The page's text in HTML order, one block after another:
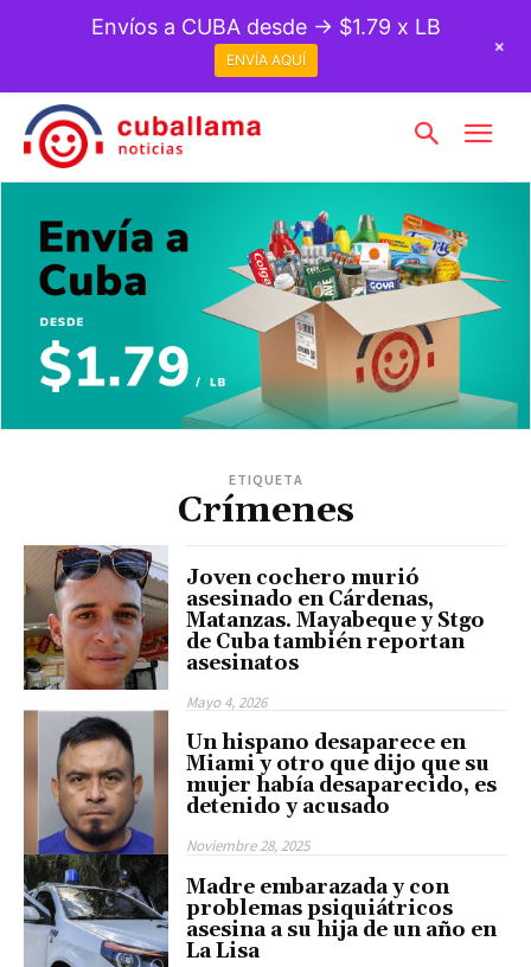
ETIQUETA
Crímenes
Joven cochero murió
asesinado en Cárdenas,
Matanzas. Mayabeque y Stgo
de Cuba también reportan
asesinatos
Mayo 4, 2026
Un hispano desaparece en
Miami y otro que dijo que su
mujer había desaparecido, es
detenido y acusado
Noviembre 28, 2025
Madre embarazada y con
problemas psiquiátricos
asesina a su hija de un año en
La Lisa
Envíos a CUBA desde → $1.79 x LB
ENVÍA AQUÍ
+